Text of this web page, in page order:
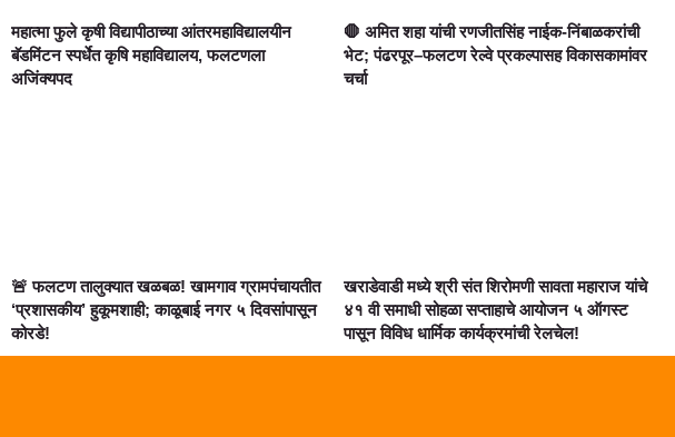
महात्मा फुले कृषी विद्यापीठाच्या आंतरमहाविद्यालयीन
बॅडमिंटन स्पर्धेत कृषि महाविद्यालय, फलटणला
अजिंक्यपद
🛑 अमित शहा यांची रणजीतसिंह नाईक-निंबाळकरांची
भेट; पंढरपूर–फलटण रेल्वे प्रकल्पासह विकासकामांवर
चर्चा
🚨 फलटण तालुक्यात खळबळ! खामगाव ग्रामपंचायतीत
‘प्रशासकीय’ हुकूमशाही; काळूबाई नगर ५ दिवसांपासून
कोरडे!
खराडेवाडी मध्ये श्री संत शिरोमणी सावता महाराज यांचे
४१ वी समाधी सोहळा सप्ताहाचे आयोजन ५ ऑगस्ट
पासून विविध धार्मिक कार्यक्रमांची रेलचेल!